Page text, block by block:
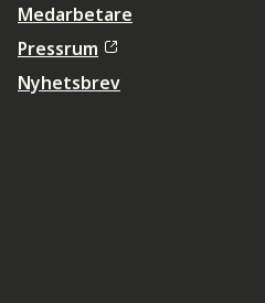
Medarbetare
Pressrum
Nyhetsbrev